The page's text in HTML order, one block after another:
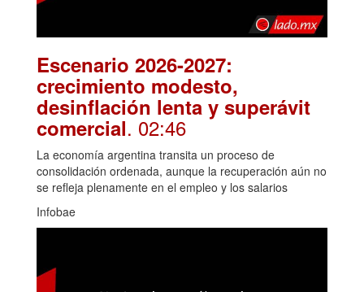
Escenario 2026-2027:
crecimiento modesto,
desinflación lenta y superávit
comercial. 02:46
La economía argentina transita un proceso de
consolidación ordenada, aunque la recuperación aún no
se refleja plenamente en el empleo y los salarios
Infobae